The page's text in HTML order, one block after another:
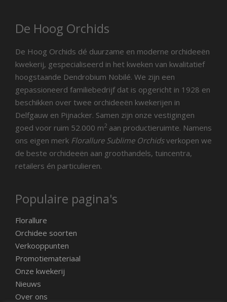
De Hoog Orchids
De Hoog Orchids dé duurzame en moderne orchideeën
kwekerij, gespecialiseerd in het kweken van kwalitatief
hoogstaande Dendrobium Nobilé. We zijn een
gepassioneerd familiebedrijf dat is opgericht in 1928 en
beschikken over twee orchideeën kwekerijen in
Delfgauw en Pijnacker. Samen zijn onze vestigingen
goed voor ruim 52.000 m2 aan productieruimte. Namens
ons eigen merk Florallure Sublime Orchidsverkopen we
de beste orchideeën aan groothandels, tuincentra,
retailers én particulieren.
Populaire pagina's
Florallure
Orchidee soorten
Verkooppunten
Promotiemateriaal
Onze kwekerij
Nieuws
Over ons